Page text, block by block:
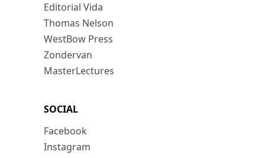
Editorial Vida
Thomas Nelson
WestBow Press
Zondervan
MasterLectures
SOCIAL
Facebook
Instagram